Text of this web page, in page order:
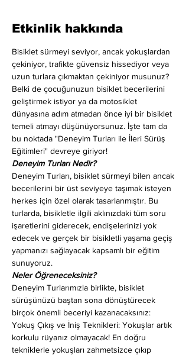
Etkinlik hakkında
Bisiklet sürmeyi seviyor, ancak yokuşlardan
çekiniyor, trafikte güvensiz hissediyor veya
uzun turlara çıkmaktan çekiniyor musunuz?
Belki de çocuğunuzun bisiklet becerilerini
geliştirmek istiyor ya da motosiklet
dünyasına adım atmadan önce iyi bir bisiklet
temeli atmayı düşünüyorsunuz. İşte tam da
bu noktada "Deneyim Turları ile İleri Sürüş
Eğitimleri" devreye giriyor!
Deneyim Turları Nedir?
Deneyim Turları, bisiklet sürmeyi bilen ancak
becerilerini bir üst seviyeye taşımak isteyen
herkes için özel olarak tasarlanmıştır. Bu
turlarda, bisikletle ilgili aklınızdaki tüm soru
işaretlerini giderecek, endişelerinizi yok
edecek ve gerçek bir bisikletli yaşama geçiş
yapmanızı sağlayacak kapsamlı bir eğitim
sunuyoruz.
Neler Öğreneceksiniz?
Deneyim Turlarımızla birlikte, bisiklet
sürüşünüzü baştan sona dönüştürecek
birçok önemli beceriyi kazanacaksınız:
Yokuş Çıkış ve İniş Teknikleri: Yokuşlar artık
korkulu rüyanız olmayacak! En doğru
tekniklerle yokuşları zahmetsizce çıkıp